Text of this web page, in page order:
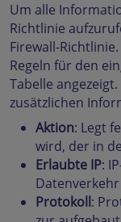
Um alle
Richtlinie
Firewall-
Regeln für den
Tabelle
zusätzlichen
Aktion: Legt
wird, der in
Erlaubte IP:
Protokoll: